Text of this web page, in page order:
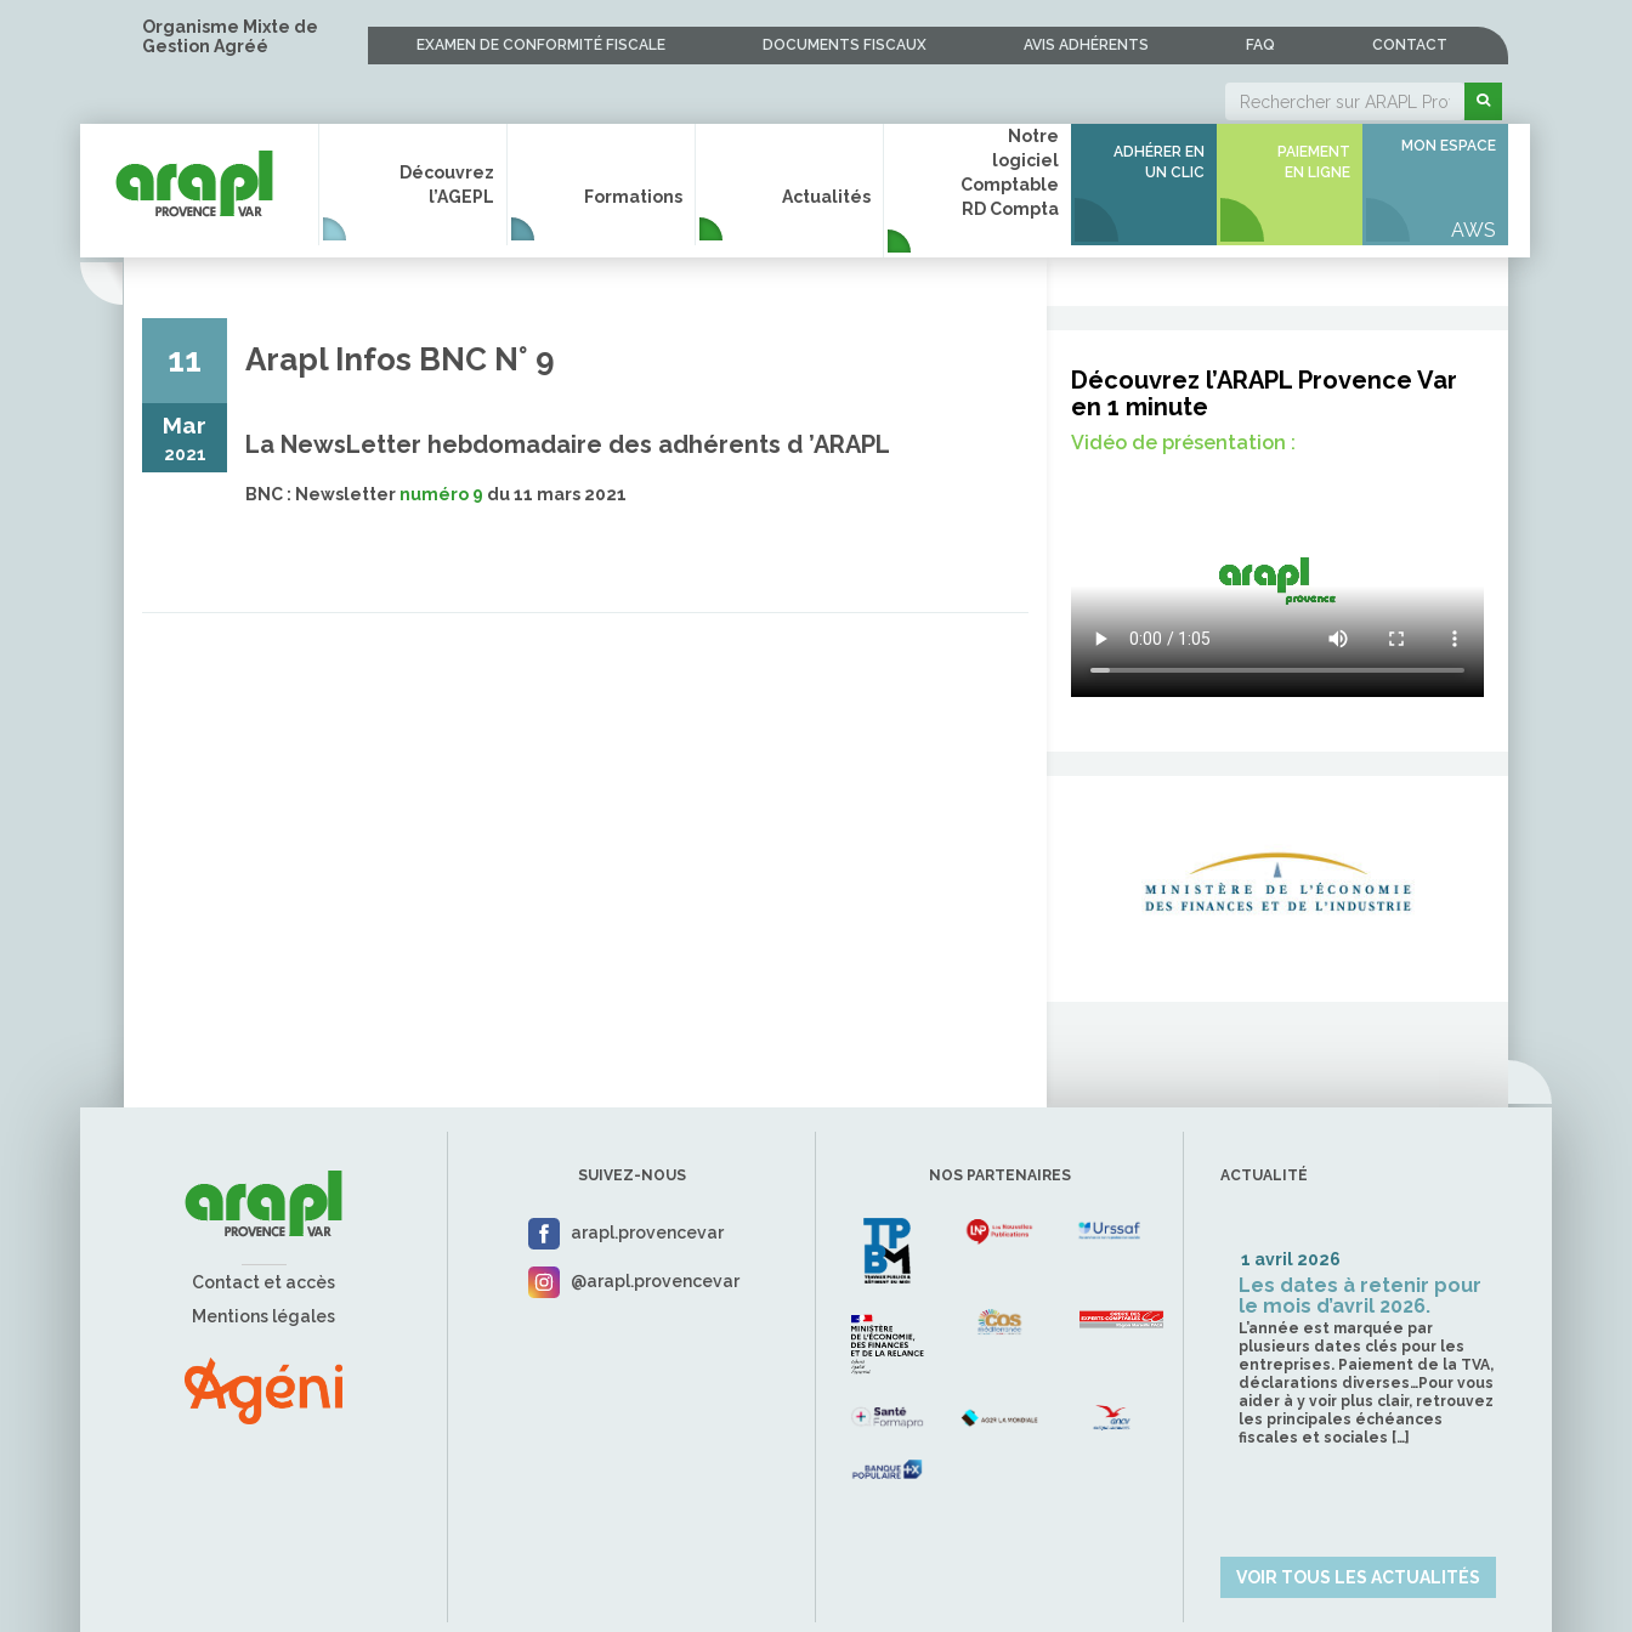
EXAMEN DE CONFORMITÉ FISCALE DOCUMENTS FISCAUX AVIS ADHÉRENTS FAQ CONTACT
Organisme Mixte de
Gestion Agréé
ADHÉRER EN
UN CLIC
PAIEMENT
EN LIGNE
MON ESPACE
Découvrez
l’AGEPL
Formations Actualités
Notre
logiciel
Comptable
RD Compta
11
Mar
2021
Arapl Infos BNC N° 9
La NewsLetter hebdomadaire des adhérents d ’ARAPL
BNC : Newsletter numéro 9 du 11 mars 2021
Découvrez l’ARAPL Provence Var
en 1 minute
Vidéo de présentation :
Contact et accès
Mentions légales
SUIVEZ-NOUS
arapl.provencevar
@arapl.provencevar
NOS PARTENAIRES ACTUALITÉ
1 avril 2026
Les dates à retenir pour
le mois d’avril 2026.
L’année est marquée par
plusieurs dates clés pour les
entreprises. Paiement de la TVA,
déclarations diverses…Pour vous
aider à y voir plus clair, retrouvez
les principales échéances
fiscales et sociales […]
VOIR TOUS LES ACTUALITÉS